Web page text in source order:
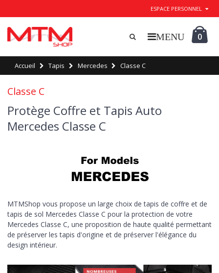
ESPACE PERSONNEL
0
Accueil Tapis Mercedes Classe C
Classe C
Protège Coffre et Tapis Auto
Mercedes Classe C
MTMShop vous propose un large choix de tapis de coffre et de
tapis de sol Mercedes Classe C pour la protection de votre
Mercedes Classe C, une proposition de haute qualité permettant
de préserver les tapis d'origine et de préserver l'élégance du
design intérieur.